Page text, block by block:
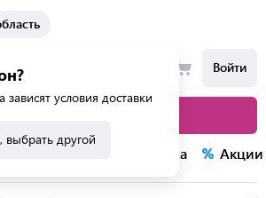
условия доставки
выбрать другой
Войти
Распродажа Акции